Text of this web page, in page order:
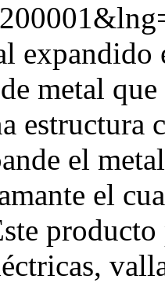
expandido
metal
el
el
producto